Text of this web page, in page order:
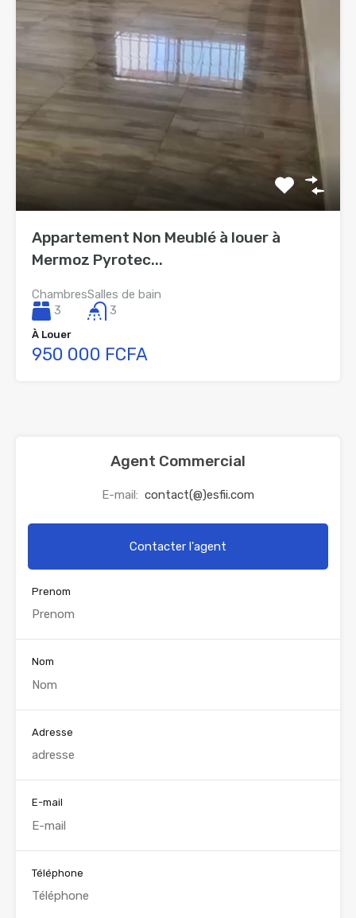
Appartement Non Meublé à louer à
Mermoz Pyrotec...
Chambres
3
Salles de bain
3
À Louer
950 000 FCFA
Agent Commercial
E-mail: contact(@)esfii.com
Contacter l'agent
Prenom
Nom
Adresse
E-mail
Téléphone